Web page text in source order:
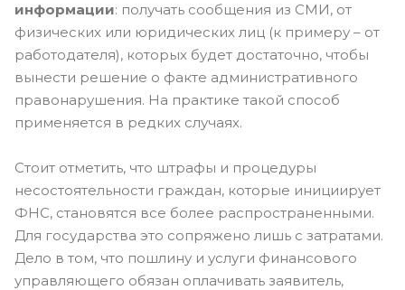
информации: получать сообщения из СМИ, от
физических или юридических лиц (к примеру – от
работодателя), которых будет достаточно, чтобы
вынести решение о факте административного
правонарушения. На практике такой способ
применяется в редких случаях.
Стоит отметить, что штрафы и процедуры
несостоятельности граждан, которые инициирует
ФНС, становятся все более распространенными.
Для государства это сопряжено лишь с затратами.
Дело в том, что пошлину и услуги финансового
управляющего обязан оплачивать заявитель,